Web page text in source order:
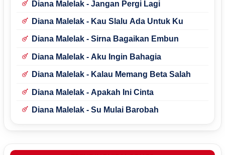
Diana Malelak - Jangan Pergi Lagi
Diana Malelak - Kau Slalu Ada Untuk Ku
Diana Malelak - Sirna Bagaikan Embun
Diana Malelak - Aku Ingin Bahagia
Diana Malelak - Kalau Memang Beta Salah
Diana Malelak - Apakah Ini Cinta
Diana Malelak - Su Mulai Barobah